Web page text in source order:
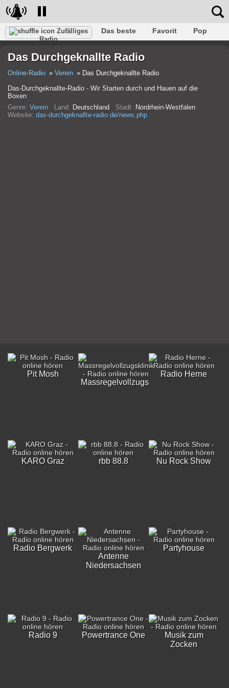
Zufälliges
Radio
Das beste Favorit
Pop
Rap
Trans Falk Jazz Baby
Das Durchgeknallte Radio
Online-Radio Verein
Das Durchgeknallte Radio
Das-Durchgeknallte-Radio - Wir Starten durch und Hauen auf die
Boxen
Genre: Verein Land: Deutschland Stadt: Nordrhein-Westfalen
Website: das-durchgeknallte-radio.de/news.php
Pit Mosh
Massregelvollzugsklinik
Radio Herne
KARO Graz rbb 88.8 Nu Rock Show
Radio Bergwerk
Antenne
Niedersachsen
Partyhouse
Radio 9 Powertrance One
Musik zum
Zocken